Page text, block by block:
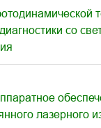
со
лазерного